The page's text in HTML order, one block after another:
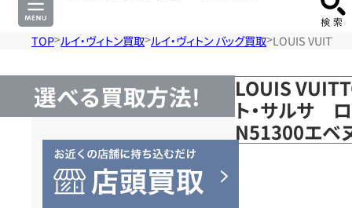
TOP ルイ・ヴィトン買取 ルイ・ヴィトン バッグ買取 LOUIS
選べる買取方法!
LOUIS
ト・サルサ
N51300エベ